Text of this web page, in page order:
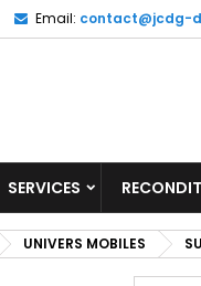
Email: contact@jcdg-
SERVICES
UNIVERS MOBILES